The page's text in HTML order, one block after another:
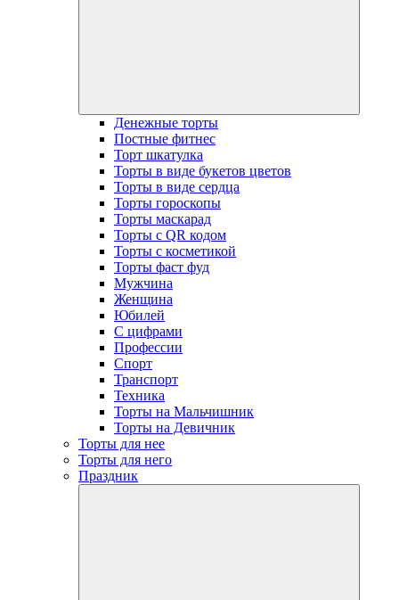
Денежные торты
Постные фитнес
Торт шкатулка
Торты в виде букетов цветов
Торты в виде сердца
Торты гороскопы
Торты маскарад
Торты с QR кодом
Торты с косметикой
Торты фаст фуд
Мужчина
Женщина
Юбилей
С цифрами
Профессии
Спорт
Транспорт
Техника
Торты на Мальчишник
Торты на Девичник
Торты для нее
Торты для него
Праздник